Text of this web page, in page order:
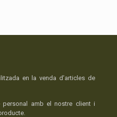
en la venda d’articles de
personal amb el nostre client i